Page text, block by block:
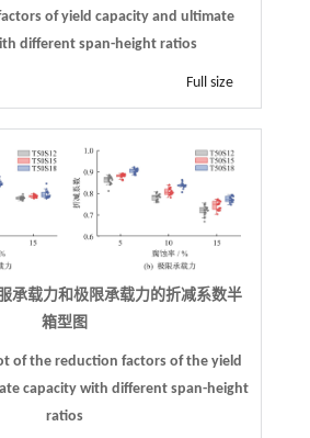
of yield capacity and ultimate
different span-height ratios
Full size
承载力和极限承载力的折减系数半
箱型图
of the reduction factors of the yield
capacity with different span-height
ratios